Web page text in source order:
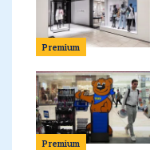
Premium
Premium